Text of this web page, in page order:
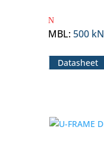
MBL: 500 kN
Datasheet